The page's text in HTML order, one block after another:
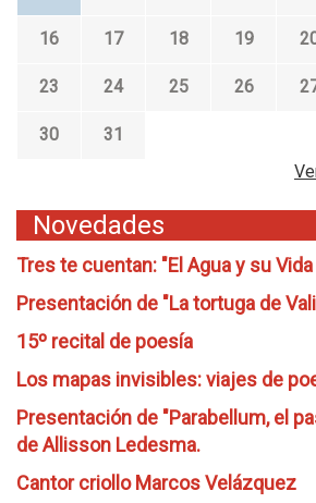
16 17 18 19
23 24 25 26
30
31
Novedades
Tres te cuentan: "El Agua y su
Presentación de "La tortuga de
15º recital de poesía
Los mapas invisibles: viajes de
Presentación de "Parabellum, el
de Allisson Ledesma.
Cantor criollo Marcos Velázquez